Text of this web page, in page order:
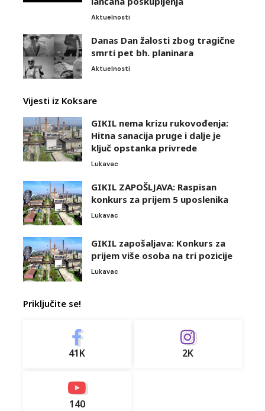
Aktuelnosti
Danas Dan žalosti zbog tragične
smrti pet bh. planinara
Aktuelnosti
Vijesti iz Koksare
GIKIL nema krizu rukovođenja:
Hitna sanacija pruge i dalje je
ključ opstanka privrede
Lukavac
GIKIL ZAPOŠLJAVA: Raspisan
konkurs za prijem 5 uposlenika
Lukavac
GIKIL zapošaljava: Konkurs za
prijem više osoba na tri pozicije
Lukavac
Priključite se!
41K 2K
140